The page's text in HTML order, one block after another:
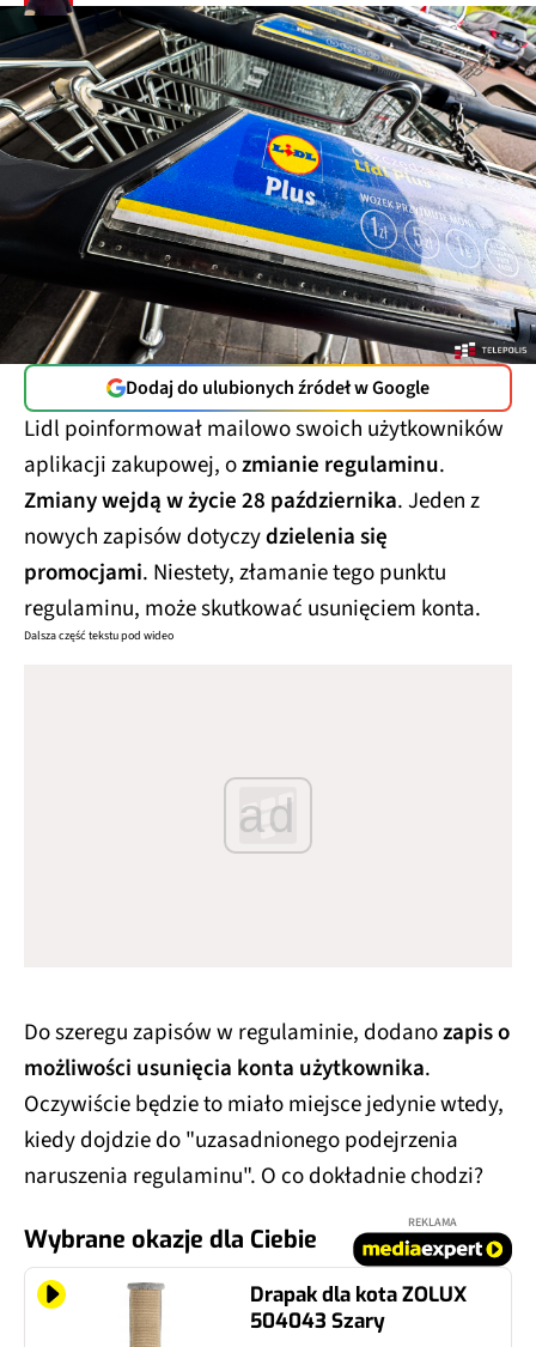
Dodaj do ulubionych źródeł w Google
Lidl poinformował mailowo swoich użytkowników
aplikacji zakupowej, ozmianie regulaminu.
Zmiany wejdą w życie 28 października. Jeden z
nowych zapisów dotyczydzielenia się
promocjami. Niestety, złamanie tego punktu
regulaminu, może skutkować usunięciem konta.
Dalsza część tekstu pod wideo
ad
Do szeregu zapisów w regulaminie, dodanozapis o
możliwości usunięcia konta użytkownika.
Oczywiście będzie to miało miejsce jedynie wtedy,
kiedy dojdzie do "uzasadnionego podejrzenia
naruszenia regulaminu". O co dokładnie chodzi?
Wybrane okazje dla Ciebie
REKLAMA
Drapak dla kota ZOLUX
504043 Szary